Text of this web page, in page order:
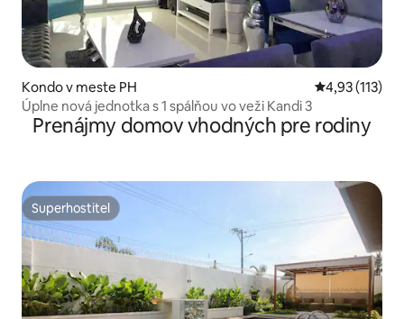
Kondo v meste PH Priemerné
4,93 (113)
Úplne nová jednotka s 1 spálňou vo veži Kandi 3
Prenájmy domov vhodných pre rodiny
Superhostiteľ
Superhostiteľ